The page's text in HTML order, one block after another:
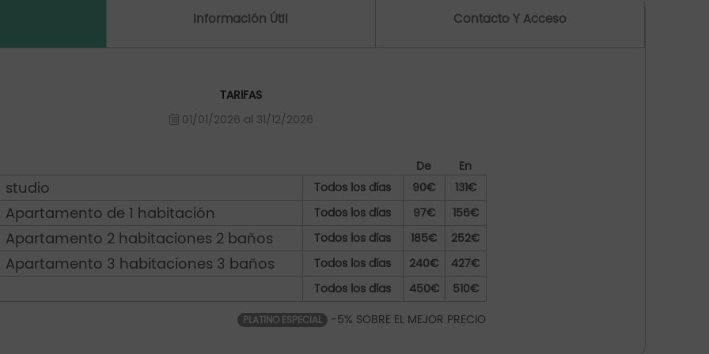
Información Útil Contacto Y Acceso
TARIFAS
01/01/2026 al 31/12/2026
De En
studio Todos los días 90€ 131€
Apartamento de 1 habitación Todos los días 97€ 156€
Apartamento 2 habitaciones 2 baños Todos los días 185€ 252€
Apartamento 3 habitaciones 3 baños Todos los días 240€
427€
Todos los días
450€ 510€
PLATINO ESPECIAL -5% SOBRE EL MEJOR PRECIO